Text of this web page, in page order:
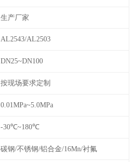
生产厂家
AL2543/AL2503
DN25~DN100
按现场要求定制
0.01MPa~5.0MPa
-30℃~180℃
碳钢/不锈钢/铝合金/16Mn/衬氟